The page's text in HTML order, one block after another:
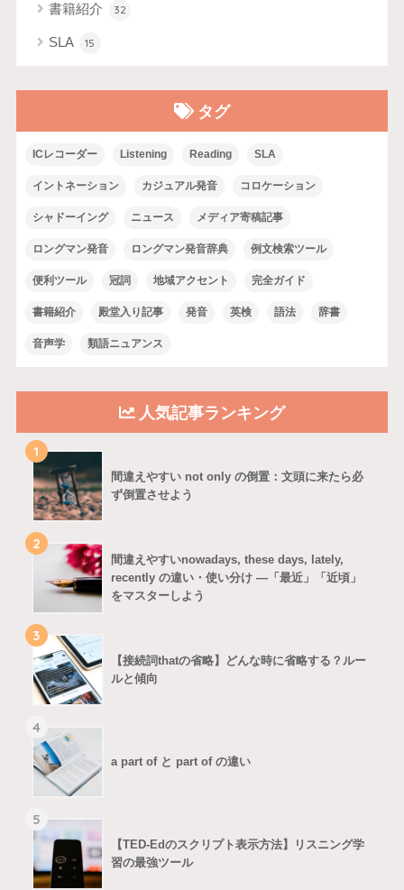
書籍紹介 32
SLA 15
タグ
ICレコーダー Listening Reading SLA
イントネーション カジュアル発音 コロケーション
シャドーイング ニュース メディア寄稿記事
ロングマン発音 ロングマン発音辞典 例文検索ツール
便利ツール 冠詞 地域アクセント 完全ガイド
書籍紹介 殿堂入り記事 発音 英検 語法 辞書
音声学 類語ニュアンス
人気記事ランキング
1
間違えやすい not only の倒置：文頭に来たら必
ず倒置させよう
2
間違えやすいnowadays, these days, lately,
recently の違い・使い分け ―「最近」「近頃」
をマスターしよう
3
【接続詞thatの省略】どんな時に省略する？ルー
ルと傾向
4
a part of と part of の違い
5
【TED-Edのスクリプト表示方法】リスニング学
習の最強ツール